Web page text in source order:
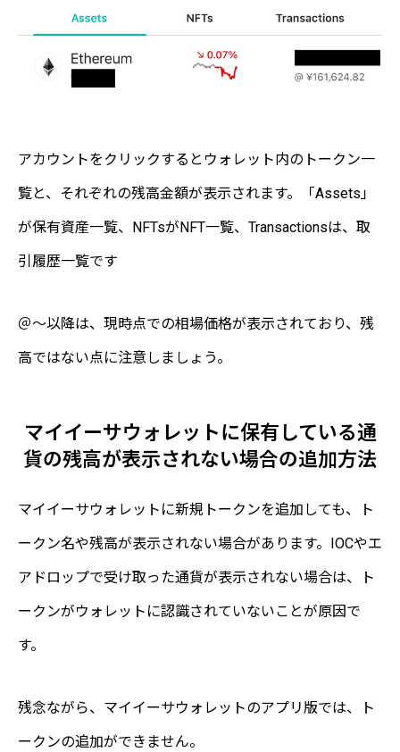
アカウントをクリックするとウォレット内のトークン一
覧と、それぞれの残高金額が表示されます。「Assets」
が保有資産一覧、NFTsがNFT一覧、Transactionsは、取
引履歴一覧です
＠〜以降は、現時点での相場価格が表示されており、残
高ではない点に注意しましょう。
マイイーサウォレットに保有している通
貨の残高が表示されない場合の追加方法
マイイーサウォレットに新規トークンを追加しても、ト
ークン名や残高が表示されない場合があります。IOCやエ
アドロップで受け取った通貨が表示されない場合は、ト
ークンがウォレットに認識されていないことが原因で
す。
残念ながら、マイイーサウォレットのアプリ版では、ト
ークンの追加ができません。